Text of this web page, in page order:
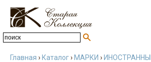
Главная › Каталог› МАРКИ ›